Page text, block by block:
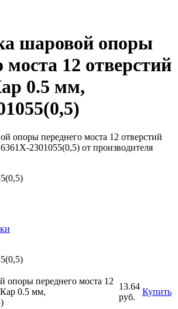
шаровой опоры
моста 12 отверстий
0.5 мм,
опоры переднего моста 12
0.5 мм,
13.64
руб.
Купить